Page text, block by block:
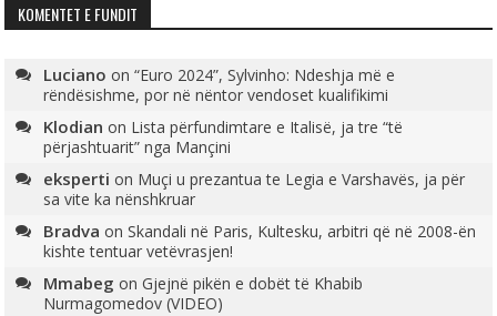
KOMENTET E FUNDIT
Luciano on“Euro 2024”, Sylvinho: Ndeshja më e
rëndësishme, por në nëntor vendoset kualifikimi
Klodian on Lista përfundimtare e Italisë, ja tre “të
përjashtuarit” nga Mançini
eksperti on Muçi u prezantua te Legia e Varshavës, ja për
sa vite ka nënshkruar
Bradva onSkandali në Paris, Kultesku, arbitri që në 2008-ën
kishte tentuar vetëvrasjen!
Mmabeg onGjejnë pikën e dobët të Khabib
Nurmagomedov (VIDEO)